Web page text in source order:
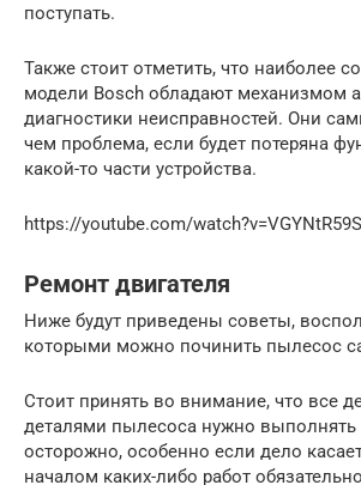
поступать.
Также стоит отметить, что наиболее
модели Bosch обладают механизмом
диагностики неисправностей. Они
чем проблема, если будет потеряна
какой-то части устройства.
https://youtube.com/
Ремонт двигателя
Ниже будут приведены советы,
которыми можно починить пылесос
Стоит принять во внимание, что все
деталями пылесоса нужно
осторожно, особенно если дело
началом каких-либо работ